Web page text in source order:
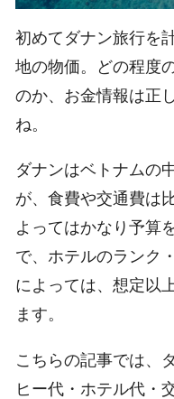
初めてダナン旅行を
地の物価。どの程度
のか、お金情報は正
ね。
ダナンはベトナムの
が、食費や交通費は
よってはかなり予算
で、ホテルのランク
によっては、想定以
ます。
こちらの記事では、
ヒー代・ホテル代・